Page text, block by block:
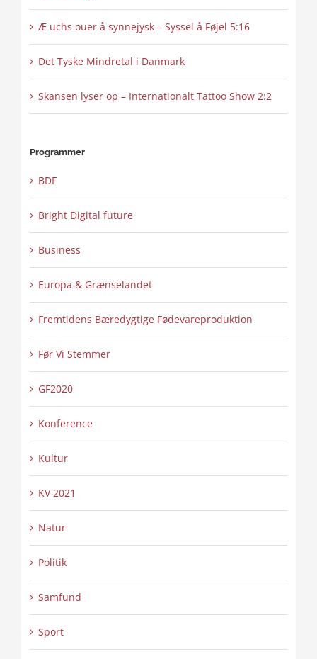
Æ uchs ouer å synnejysk – Syssel å Føjel 5:16
Det Tyske Mindretal i Danmark
Skansen lyser op – Internationalt Tattoo Show 2:2
Programmer
BDF
Bright Digital future
Business
Europa & Grænselandet
Fremtidens Bæredygtige Fødevareproduktion
Før Vi Stemmer
GF2020
Konference
Kultur
KV 2021
Natur
Politik
Samfund
Sport